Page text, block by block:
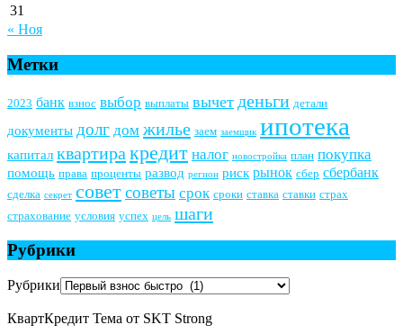
31
« Ноя
Метки
2023 банк взнос выбор выплаты вычет деньги детали
документы долг дом жилье заем заемщик ипотека
капитал квартира кредит налог новостройка план покупка
помощь права проценты развод регион риск рынок сбер сбербанк
сделка секрет советсоветы срок сроки ставка ставки страх
страхование условия успех цель шаги
Рубрики
Рубрики
КвартКредит Тема от SKT Strong